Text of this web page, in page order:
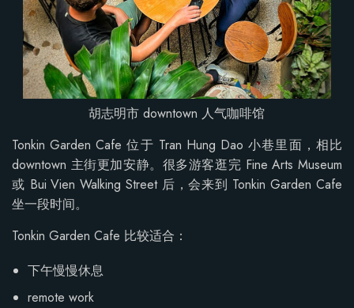
胡志明市 downtown 人气咖啡馆
Tonkin Garden Cafe 位于 Tran Hung Dao 小巷里面，相比
downtown 主街更加安静。很多游客逛完 Fine Arts Museum
或 Bui Vien Walking Street 后，会来到 Tonkin Garden Cafe
坐一段时间。
Tonkin Garden Cafe 比较适合：
下午慢慢休息
remote work